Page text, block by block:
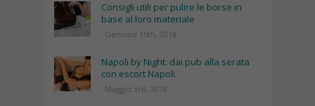
Consigli utili per pulire le borse in
base al loro materiale
Gennaio 15th, 2018
Napoli by Night: dai pub alla serata
con escort Napoli.
Maggio 3rd, 2018